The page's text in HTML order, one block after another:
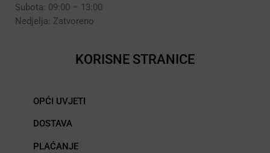
Subota: 09:00 – 13:00
Nedjelja: Zatvoreno
KORISNE STRANICE
OPĆI UVJETI
DOSTAVA
PLAĆANJE